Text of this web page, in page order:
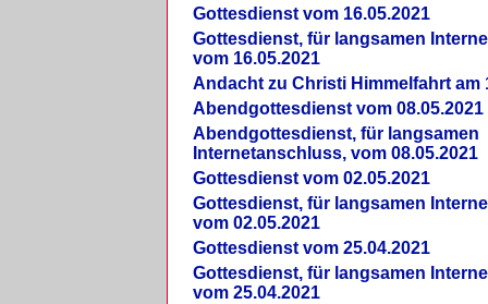
Gottesdienst vom 16.05.2021
Gottesdienst, für langsamen
vom 16.05.2021
Andacht zu Christi Himmelfahrt am
Abendgottesdienst vom 08.05.2021
Abendgottesdienst, für langsamen
Internetanschluss, vom 08.05.2021
Gottesdienst vom 02.05.2021
Gottesdienst, für langsamen
vom 02.05.2021
Gottesdienst vom 25.04.2021
Gottesdienst, für langsamen
vom 25.04.2021